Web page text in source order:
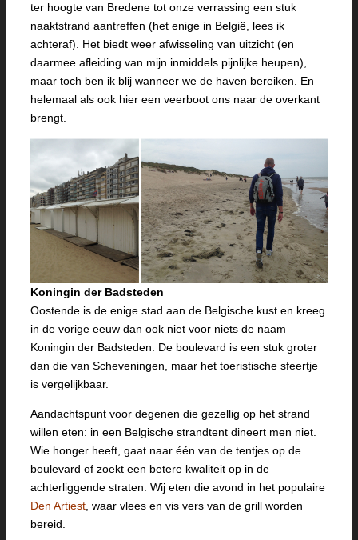
ter hoogte van Bredene tot onze verrassing een stuk
naaktstrand aantreffen (het enige in België, lees ik
achteraf). Het biedt weer afwisseling van uitzicht (en
daarmee afleiding van mijn inmiddels pijnlijke heupen),
maar toch ben ik blij wanneer we de haven bereiken. En
helemaal als ook hier een veerboot ons naar de overkant
brengt.
Koningin der Badsteden
Oostende is de enige stad aan de Belgische kust en kreeg
in de vorige eeuw dan ook niet voor niets de naam
Koningin der Badsteden. De boulevard is een stuk groter
dan die van Scheveningen, maar het toeristische sfeertje
is vergelijkbaar.
Aandachtspunt voor degenen die gezellig op het strand
willen eten: in een Belgische strandtent dineert men niet.
Wie honger heeft, gaat naar één van de tentjes op de
boulevard of zoekt een betere kwaliteit op in de
achterliggende straten. Wij eten die avond in het populaire
Den Artiest , waar vlees en vis vers van de grill worden
bereid.